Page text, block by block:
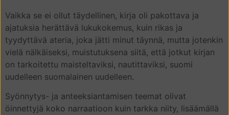
Vaikka se ei ollut täydellinen, kirja oli pakottava ja
ajatuksia herättävä lukukokemus, kuin rikas ja
tyydyttävä ateria, joka jätti minut täynnä, mutta jotenkin
vielä nälkäiseksi, muistutuksena siitä, että jotkut kirjan
on tarkoitettu maisteltaviksi, nautittaviksi, suomi
uudelleen suomalainen uudelleen.
Syönnytys- ja anteeksiantamisen teemat olivat
öinnettyjä koko narraatioon kuin tarkka niity, lisäämällä